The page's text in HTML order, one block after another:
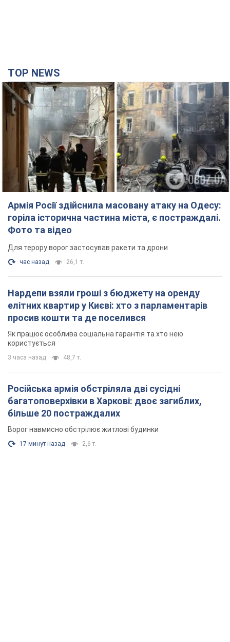
TOP NEWS
Армія Росії здійснила масовану атаку на Одесу:
горіла історична частина міста, є постраждалі.
Фото та відео
Для терору ворог застосував ракети та дрони
час назад 26,1 т.
Нардепи взяли гроші з бюджету на оренду
елітних квартир у Києві: хто з парламентарів
просив кошти та де поселився
Як працює особлива соціальна гарантія та хто нею
користується
3 часа назад 48,7 т.
Російська армія обстріляла дві сусідні
багатоповерхівки в Харкові: двоє загиблих,
більше 20 постраждалих
Ворог навмисно обстрілює житлові будинки
17 минут назад 2,6 т.